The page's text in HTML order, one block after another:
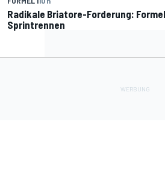
Radikale Briatore-Forderung:
Sprintrennen